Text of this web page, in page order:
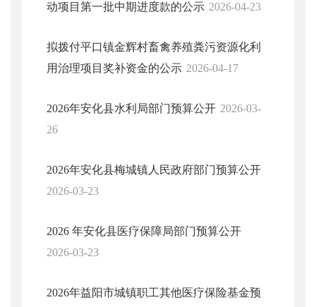
动项目第一批中期进度款的公示 2026-04-23
拟拨付平口镇金辉村畜禽养殖粪污资源化利
用治理项目奖补资金的公示 2026-04-17
2026年安化县水利局部门预算公开 2026-03-
26
2026年安化县梅城镇人民政府部门预算公开
2026-03-23
2026 年安化县医疗保障局部门预算公开
2026-03-23
2026年益阳市城镇职工其他医疗保险基金预